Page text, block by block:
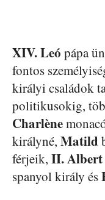
XIV. Leó pápa
fontos
királyi családok
politikusokig,
Charlène
királyné, Matild
férjeik, II. Albert
spanyol király és